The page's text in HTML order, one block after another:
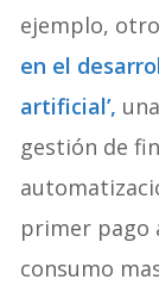
ejemplo,
en el
artificial’,
gestión de
primer pago
consumo